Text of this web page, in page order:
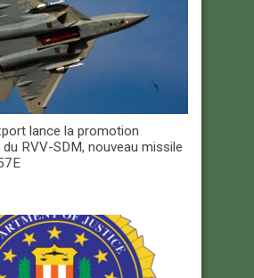
lance la promotion
RVV-SDM, nouveau missile